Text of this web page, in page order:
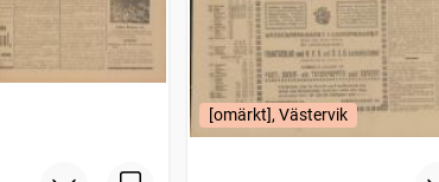
[omärkt], Västervik